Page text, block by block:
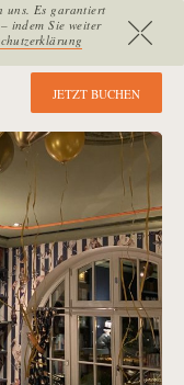
uns. Es garantiert
indem Sie weiter
JETZT BUCHEN